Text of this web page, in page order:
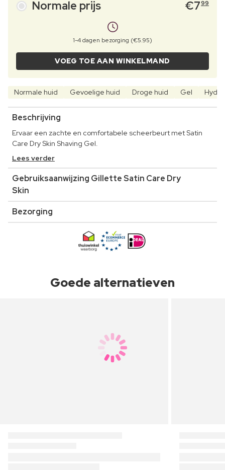
Normale prijs €799
1-4 dagen bezorging (€5.95)
VOEG TOE AAN WINKELMAND
Normale huid Gevoelige huid Droge huid Gel
Beschrijving
Ervaar een zachte en comfortabele scheerbeurt met Satin
Care Dry Skin Shaving Gel.
Lees verder
Gebruiksaanwijzing Gillette Satin Care Dry
Skin
Bezorging
Goede alternatieven